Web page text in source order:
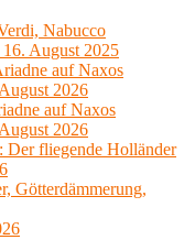
Nabucco
August 2025
auf Naxos
2026
auf Naxos
2026
Der fliegende Holländer
Götterdämmerung,